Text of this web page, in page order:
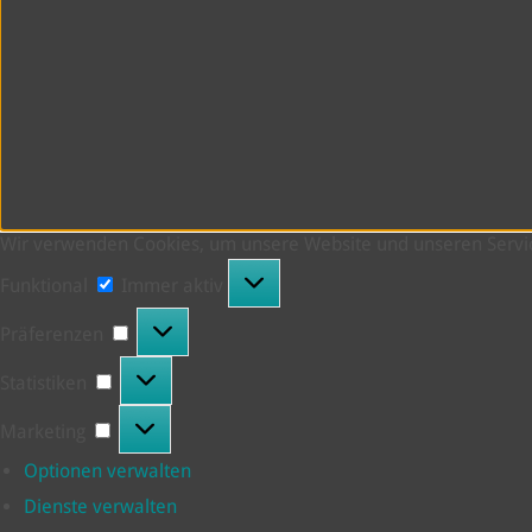
Präferenzen
Statistiken
Marketing
Optionen verwalten
Dienste verwalten